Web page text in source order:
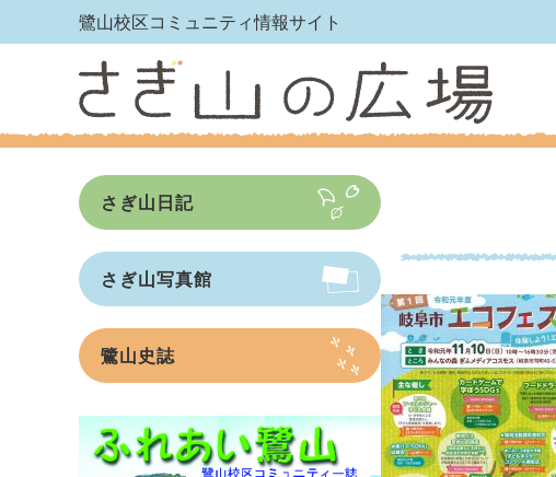
鷺山校区コミュニティ情報サイト
さぎ山日記
さぎ山写真館
鷺山史誌